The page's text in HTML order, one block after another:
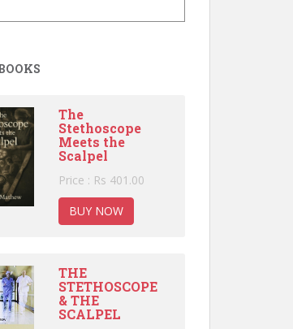
The
Stethoscope
Meets the
Scalpel
Price : Rs 401.00
BUY NOW
THE
STETHOSCOPE
& THE
SCALPEL